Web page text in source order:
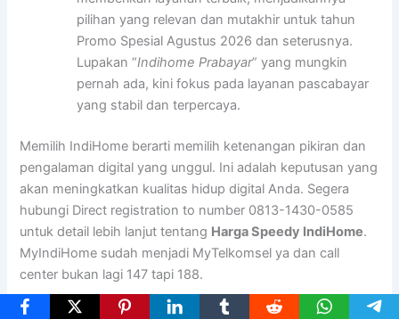
pilihan yang relevan dan mutakhir untuk tahun
Promo Spesial Agustus 2026 dan seterusnya.
Lupakan “Indihome Prabayar” yang mungkin
pernah ada, kini fokus pada layanan pascabayar
yang stabil dan terpercaya.
Memilih IndiHome berarti memilih ketenangan pikiran dan
pengalaman digital yang unggul. Ini adalah keputusan yang
akan meningkatkan kualitas hidup digital Anda. Segera
hubungi Direct registration to number 0813-1430-0585
untuk detail lebih lanjut tentang Harga Speedy IndiHome.
MyIndiHome sudah menjadi MyTelkomsel ya dan call
center bukan lagi 147 tapi 188.